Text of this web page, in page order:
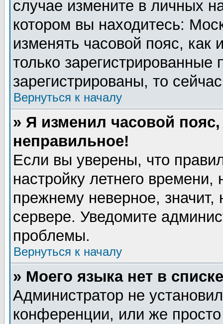
случае измените в личных
котором вы находитесь:
изменять часовой пояс, как
только
зарегистрированы, то
Вернуться к началу
» Я изменил часовой
неправильное!
Если вы уверены, что
настройку летнего
прежнему неверное,
сервере. Уведомите
проблемы.
Вернуться к началу
» Моего языка нет в
Администратор не
конференции, или же